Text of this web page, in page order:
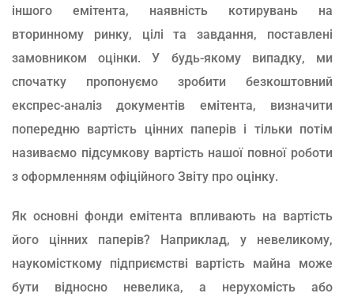
іншого емітента, наявність котирувань на
вторинному ринку, цілі та завдання, поставлені
замовником оцінки. У будь-якому випадку, ми
спочатку пропонуємо зробити безкоштовний
експрес-аналіз документів емітента, визначити
попередню вартість цінних паперів і тільки потім
називаємо підсумкову вартість нашої повної роботи
з оформленням офіційного Звіту про оцінку.
Як основні фонди емітента впливають на вартість
його цінних паперів? Наприклад, у невеликому,
наукомісткому підприємстві вартість майна може
бути відносно невелика, а нерухомість або